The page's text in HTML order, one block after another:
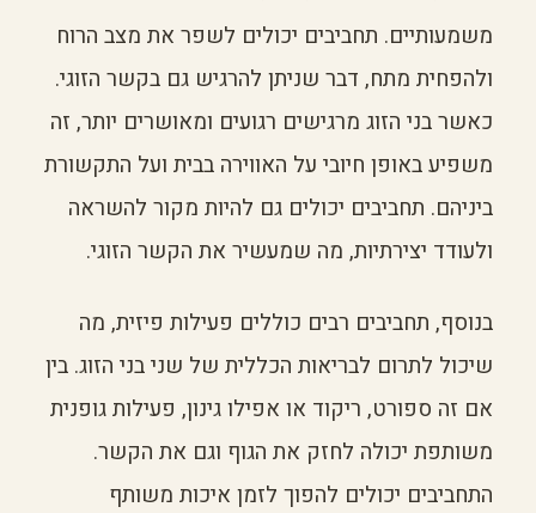
משמעותיים. תחביבים יכולים לשפר את מצב הרוח
ולהפחית מתח, דבר שניתן להרגיש גם בקשר הזוגי.
כאשר בני הזוג מרגישים רגועים ומאושרים יותר, זה
משפיע באופן חיובי על האווירה בבית ועל התקשורת
ביניהם. תחביבים יכולים גם להיות מקור להשראה
ולעודד יצירתיות, מה שמעשיר את הקשר הזוגי.
בנוסף, תחביבים רבים כוללים פעילות פיזית, מה
שיכול לתרום לבריאות הכללית של שני בני הזוג. בין
אם זה ספורט, ריקוד או אפילו גינון, פעילות גופנית
משותפת יכולה לחזק את הגוף וגם את הקשר.
התחביבים יכולים להפוך לזמן איכות משותף